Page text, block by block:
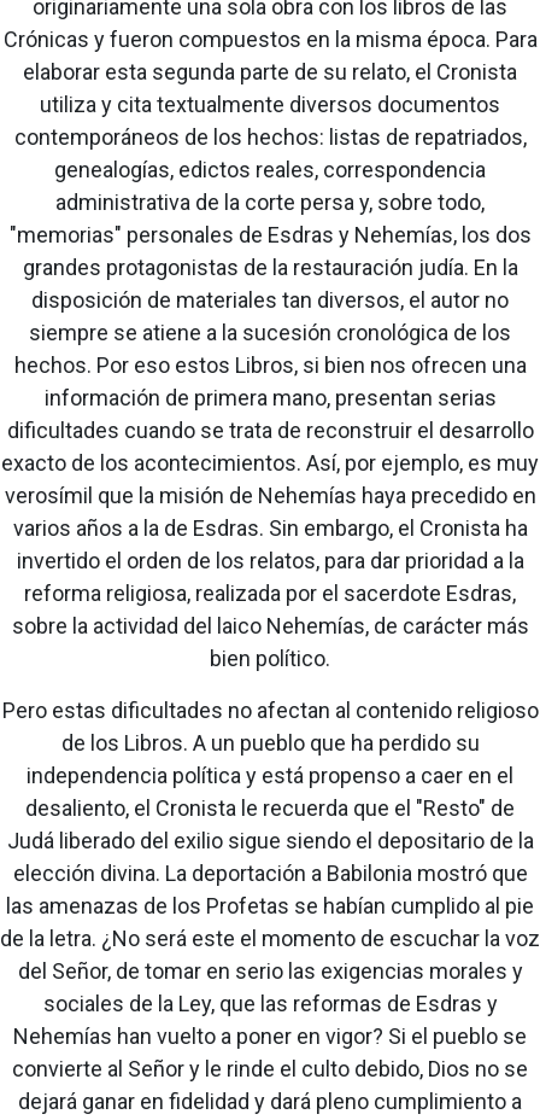
originariamente una sola obra con los libros de las
Crónicas y fueron compuestos en la misma época. Para
elaborar esta segunda parte de su relato, el Cronista
utiliza y cita textualmente diversos documentos
contemporáneos de los hechos: listas de repatriados,
genealogías, edictos reales, correspondencia
administrativa de la corte persa y, sobre todo,
"memorias" personales de Esdras y Nehemías, los dos
grandes protagonistas de la restauración judía. En la
disposición de materiales tan diversos, el autor no
siempre se atiene a la sucesión cronológica de los
hechos. Por eso estos Libros, si bien nos ofrecen una
información de primera mano, presentan serias
dificultades cuando se trata de reconstruir el desarrollo
exacto de los acontecimientos. Así, por ejemplo, es muy
verosímil que la misión de Nehemías haya precedido en
varios años a la de Esdras. Sin embargo, el Cronista ha
invertido el orden de los relatos, para dar prioridad a la
reforma religiosa, realizada por el sacerdote Esdras,
sobre la actividad del laico Nehemías, de carácter más
bien político.
Pero estas dificultades no afectan al contenido religioso
de los Libros. A un pueblo que ha perdido su
independencia política y está propenso a caer en el
desaliento, el Cronista le recuerda que el "Resto" de
Judá liberado del exilio sigue siendo el depositario de la
elección divina. La deportación a Babilonia mostró que
las amenazas de los Profetas se habían cumplido al pie
de la letra. ¿No será este el momento de escuchar la voz
del Señor, de tomar en serio las exigencias morales y
sociales de la Ley, que las reformas de Esdras y
Nehemías han vuelto a poner en vigor? Si el pueblo se
convierte al Señor y le rinde el culto debido, Dios no se
dejará ganar en fidelidad y dará pleno cumplimiento a